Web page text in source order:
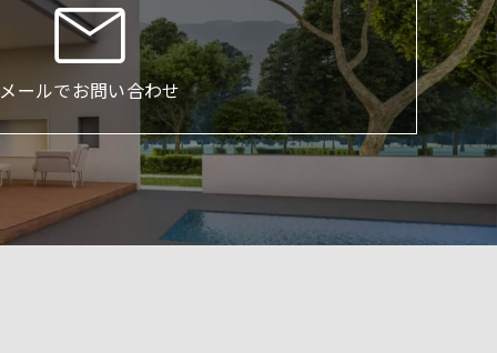
メールでお問い合わせ